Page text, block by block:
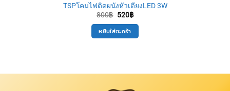
TSPโคมไฟติดผนังหัวเตียงLED 3W
800฿ Original
was:
800฿.
520฿Current
is:
520฿.
หยิบใส่ตะกร้า